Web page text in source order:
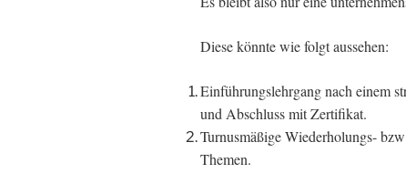
Diese könnte wie folgt aussehen:
Einführungslehrgang nach einem
und Abschluss mit Zertifikat.
Turnusmäßige Wiederholungs-
Themen.